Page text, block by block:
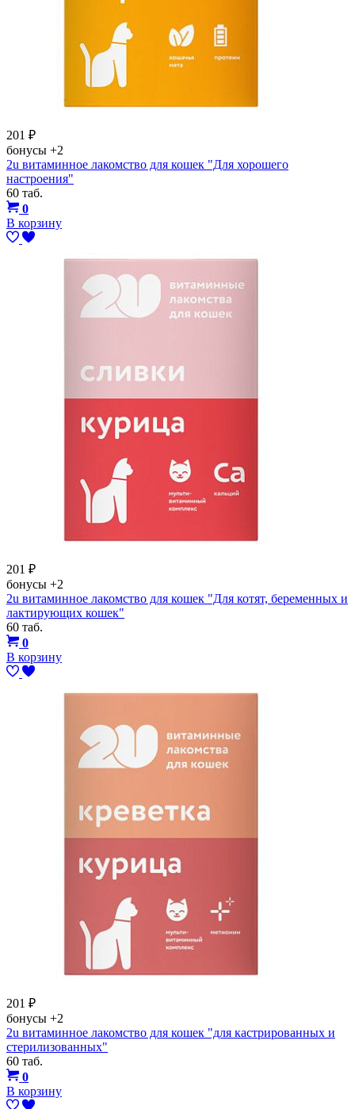
201 ₽
бонусы +2
2u витаминное лакомство для кошек "Для хорошего
настроения"
60 таб.
0
В корзину
201 ₽
бонусы +2
2u витаминное лакомство для кошек "Для котят, беременных и
лактирующих кошек"
60 таб.
0
В корзину
201 ₽
бонусы +2
2u витаминное лакомство для кошек "для кастрированных и
стерилизованных"
60 таб.
0
В корзину